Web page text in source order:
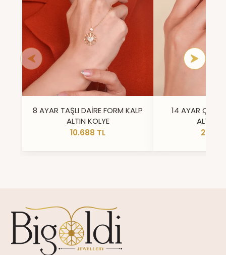
8 AYAR TAŞLI DAİRE FORM KALP
ALTIN KOLYE
10.688 TL
14 AYAR ÇİFT
ALTIN